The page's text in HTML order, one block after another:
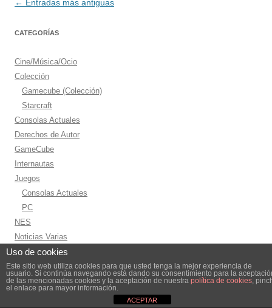
Navegación
entradas
← Entradas más antiguas
CATEGORÍAS
Cine/Música/Ocio
Colección
Gamecube (Colección)
Starcraft
Consolas Actuales
Derechos de Autor
GameCube
Internautas
Juegos
Consolas Actuales
PC
NES
Noticias Varias
Otros
Recomendaciones
Cine
Uso de cookies
Este sitio web utiliza cookies para que usted tenga la mejor experiencia de
usuario. Si continúa navegando está dando su consentimiento para la
de las mencionadas cookies y la aceptación de nuestra política de cookies,
el enlace para mayor información.
ACEPTAR